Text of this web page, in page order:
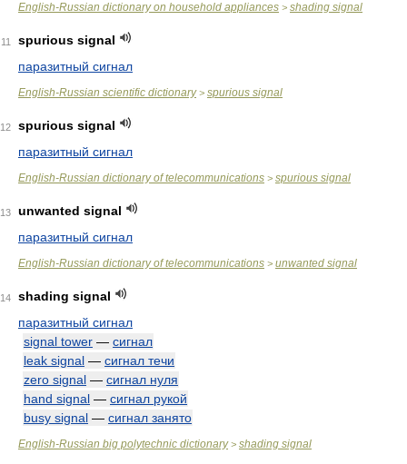
English-Russian dictionary on household appliances > shading signal
11
spurious signal
паразитный сигнал
English-Russian scientific dictionary> spurious signal
12
spurious signal
паразитный сигнал
English-Russian dictionary of telecommunications > spurious signal
13
unwanted signal
паразитный сигнал
English-Russian dictionary of telecommunications > unwanted signal
14
shading signal
паразитный сигнал
signal tower — сигнал
leak signal — сигнал течи
zero signal — сигнал нуля
hand signal — сигнал рукой
busy signal — сигнал занято
English-Russian big polytechnic dictionary> shading signal